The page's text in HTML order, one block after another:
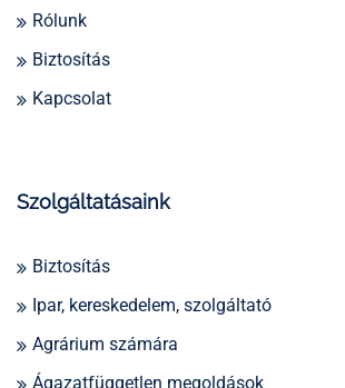
Rólunk
Biztosítás
Kapcsolat
Szolgáltatásaink
Biztosítás
Ipar, kereskedelem, szolgáltató
Agrárium számára
Ágazatfüggetlen megoldások